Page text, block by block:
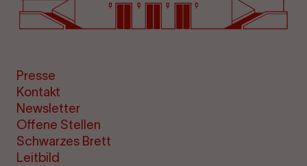
Presse
Kontakt
Newsletter
Offene Stellen
Schwarzes Brett
Leitbild